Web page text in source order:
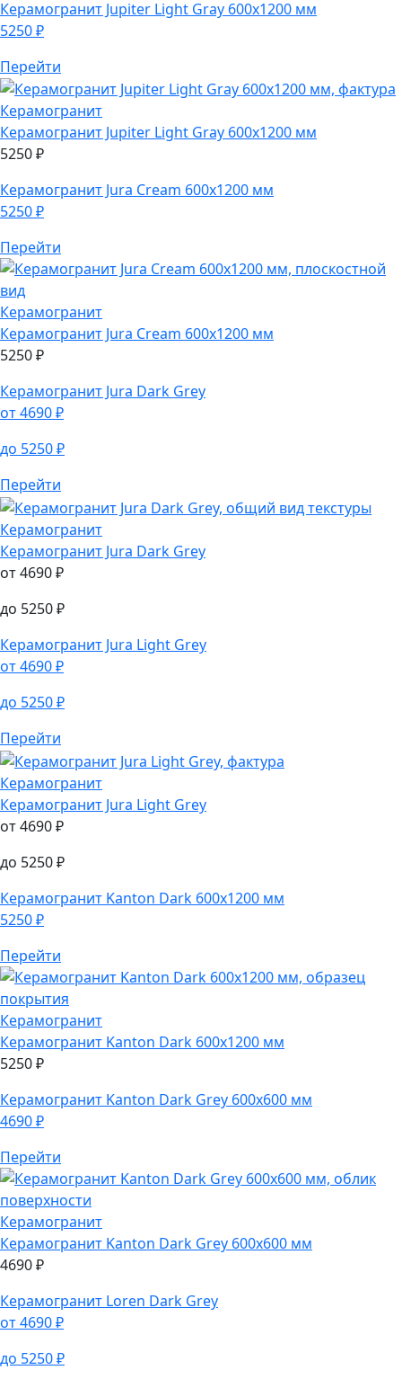
Керамогранит Jupiter Light Gray 600х1200 мм
5250₽
Перейти
Керамогранит
Керамогранит Jupiter Light Gray 600х1200 мм
5250₽
Керамогранит Jura Cream 600х1200 мм
5250₽
Перейти
Керамогранит
Керамогранит Jura Cream 600х1200 мм
5250₽
Керамогранит Jura Dark Grey
от4690₽
до 5250₽
Перейти
Керамогранит
Керамогранит Jura Dark Grey
от4690₽
до 5250₽
Керамогранит Jura Light Grey
от4690₽
до 5250₽
Перейти
Керамогранит
Керамогранит Jura Light Grey
от4690₽
до 5250₽
Керамогранит Kanton Dark 600х1200 мм
5250₽
Перейти
Керамогранит
Керамогранит Kanton Dark 600х1200 мм
5250₽
Керамогранит Kanton Dark Grey 600х600 мм
4690₽
Перейти
Керамогранит
Керамогранит Kanton Dark Grey 600х600 мм
4690₽
Керамогранит Loren Dark Grey
от4690₽
до 5250₽